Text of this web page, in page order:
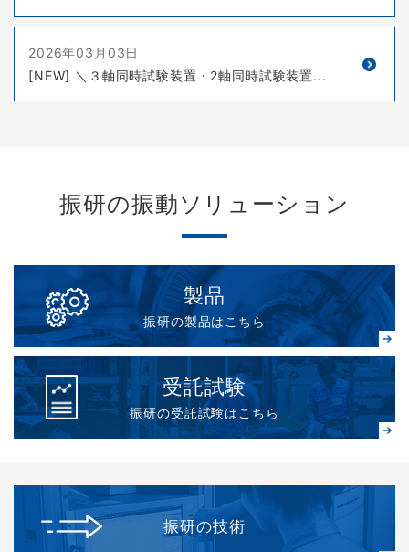
2026年03月03日
[NEW] ＼３軸同時試験装置・2軸同時試験装置...
振研の振動ソリューション
製品
振研の製品はこちら
受託試験
振研の受託試験はこちら
振研の技術